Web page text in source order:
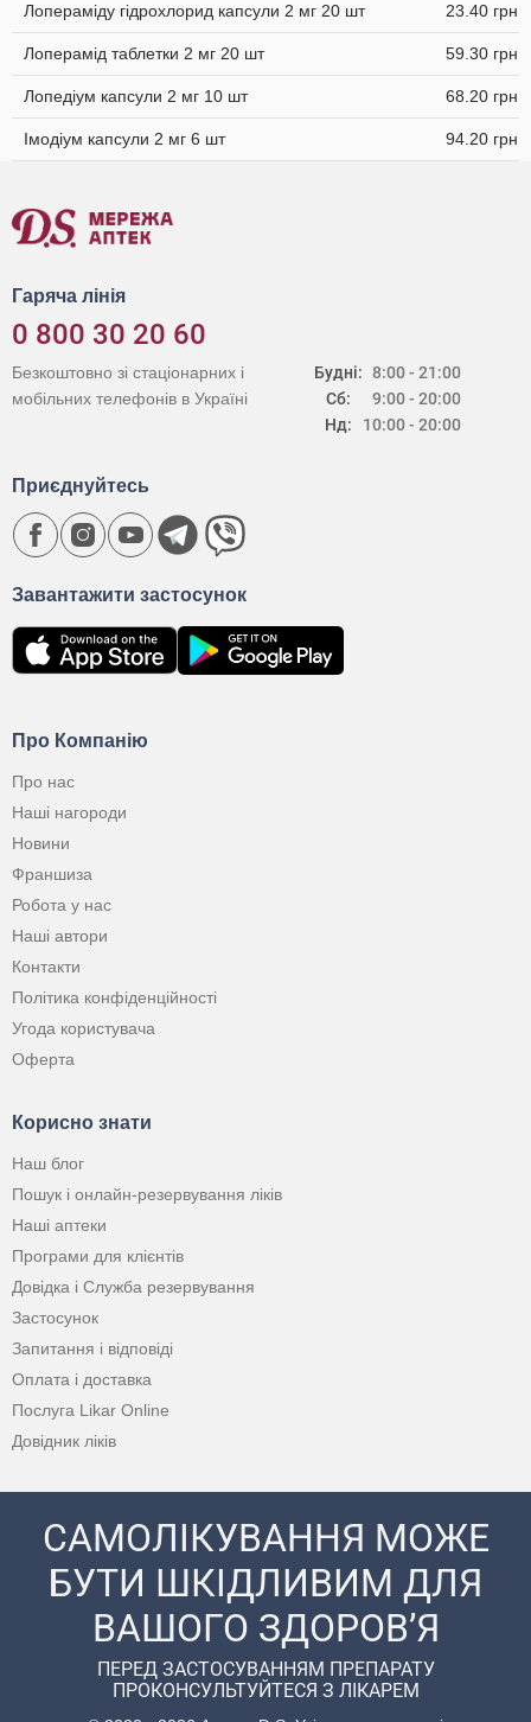
Лопераміду гідрохлорид капсули 2 мг 20 шт 23.40 грн
Лоперамід таблетки 2 мг 20 шт 59.30 грн
Лопедіум капсули 2 мг 10 шт 68.20 грн
Імодіум капсули 2 мг 6 шт 94.20 грн
Гаряча лінія
0 800 30 20 60
Будні:
Сб:
Нд:
8:00 - 21:00
9:00 - 20:00
10:00 - 20:00
Безкоштовно зі стаціонарних і
мобільних телефонів в Україні
Про Компанію
Про нас
Наші нагороди
Новини
Франшиза
Робота у нас
Наші автори
Контакти
Політика конфіденційності
Угода користувача
Оферта
Корисно знати
Наш блог
Пошук і онлайн-резервування ліків
Наші аптеки
Програми для клієнтів
Довідка і Служба резервування
Застосунок
Запитання і відповіді
Оплата і доставка
Послуга Likar Online
Довідник ліків
Завантажити застосунок
Приєднуйтесь
САМОЛІКУВАННЯ МОЖЕ
БУТИ ШКІДЛИВИМ ДЛЯ
ВАШОГО ЗДОРОВ’Я
ПЕРЕД ЗАСТОСУВАННЯМ ПРЕПАРАТУ
ПРОКОНСУЛЬТУЙТЕСЯ З ЛІКАРЕМ